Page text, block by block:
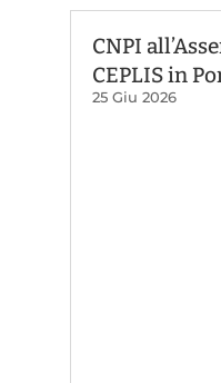
CNPI
CEPLIS in
25 Giu 2026